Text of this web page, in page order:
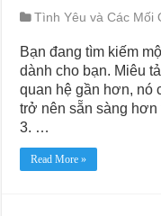
Tình Yêu và Các Mối
Bạn đang tìm kiếm
dành cho bạn. Miêu
quan hệ gần hơn, nó
trở nên sẵn sàng
3. …
Read More »